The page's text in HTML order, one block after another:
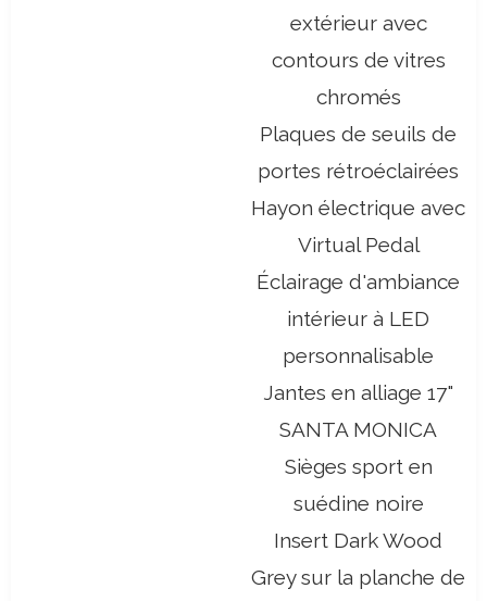
extérieur avec
contours de vitres
chromés
Plaques de seuils de
portes rétroéclairées
Hayon électrique avec
Virtual Pedal
Éclairage d'ambiance
intérieur à LED
personnalisable
Jantes en alliage 17"
SANTA MONICA
Sièges sport en
suédine noire
Insert Dark Wood
Grey sur la planche de